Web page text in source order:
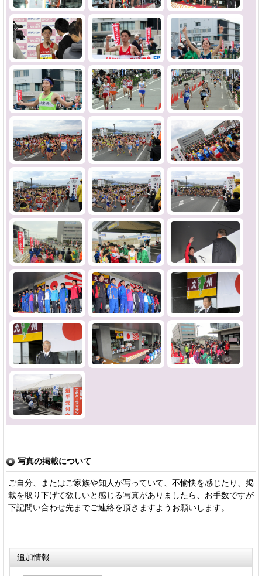
写真の掲載について
ご自分、またはご家族や知人が写っていて、不愉快を感じたり、掲
載を取り下げて欲しいと感じる写真がありましたら、お手数ですが
下記問い合わせ先までご連絡を頂きますようお願いします。
追加情報